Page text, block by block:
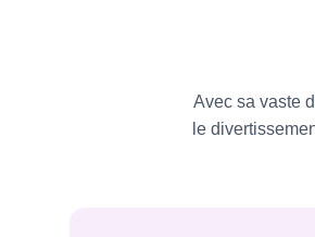
Avec sa vaste
le